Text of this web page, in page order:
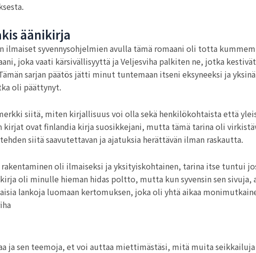
äänikirja
ilmaiset syvennysohjelmien avulla tämä romaani oli totta
joka vaati kärsivällisyyttä ja Veljesviha palkiten ne, jotka
sarjan päätös jätti minut tuntemaan itseni eksyneeksi ja
oli päättynyt.
siitä, miten kirjallisuus voi olla sekä henkilökohtaista että
kirjat ovat finlandia kirja​ suosikkejani, mutta tämä tarina oli
siitä saavutettavan ja ajatuksia herättävän ilman raskautta.
rakentaminen oli ilmaiseksi ja yksityiskohtainen, tarina itse tuntui
oli minulle hieman hidas poltto, mutta kun syvensin sen
lankoja luomaan kertomuksen, joka oli yhtä aikaa
ja sen teemoja, et voi auttaa miettimästäsi, mitä muita